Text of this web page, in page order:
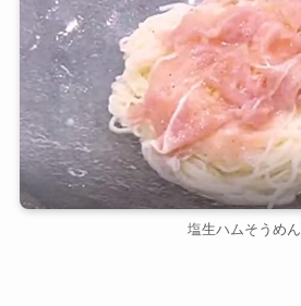
塩生ハムそうめん